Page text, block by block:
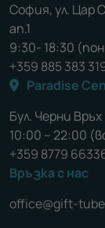
София, ул. Цар
ап.1
9:30- 18:30
+359 885 383
Paradise
Бул. Черни
10:00 – 22:00
+359 8779
Връзка с нас
office@gift-